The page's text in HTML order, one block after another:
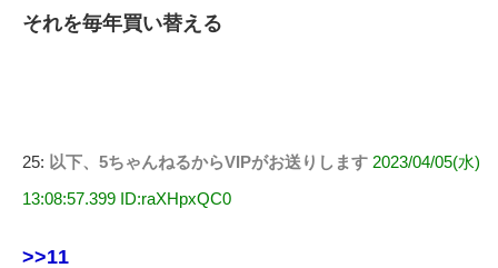
それを毎年買い替える
25: 以下、5ちゃんねるからVIPがお送りします 2023/04/05(水)
13:08:57.399 ID:raXHpxQC0
>>11